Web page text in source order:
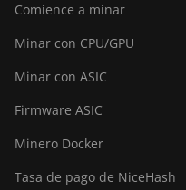
Comience a minar
Minar con CPU/GPU
Minar con ASIC
Firmware ASIC
Minero Docker
Tasa de pago de NiceHash